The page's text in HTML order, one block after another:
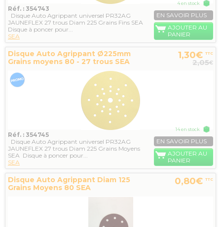
Réf. : 354743
Disque Auto Agrippant universel PR32AG
JAUNEFLEX 27 trous Diam 225 Grains Fins SEA
Disque à poncer pour...
SEA
4 en stock
EN SAVOIR PLUS
AJOUTER AU
PANIER
Disque Auto Agrippant Ø225mm
Grains moyens 80 - 27 trous SEA
1,30€ TTC
2,05€
Réf. : 354745
Disque Auto Agrippant universel PR32AG
JAUNEFLEX 27 trous Diam 225 Grains Moyens
SEA Disque à poncer pour...
SEA
14 en stock
EN SAVOIR PLUS
AJOUTER AU
PANIER
Disque Auto Agrippant Diam 125
Grains Moyens 80 SEA
0,80€ TTC